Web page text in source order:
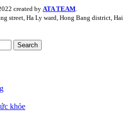
created by ATA TEAM
street, Ha Ly ward, Hong Bang district, Hai
Search
khỏe